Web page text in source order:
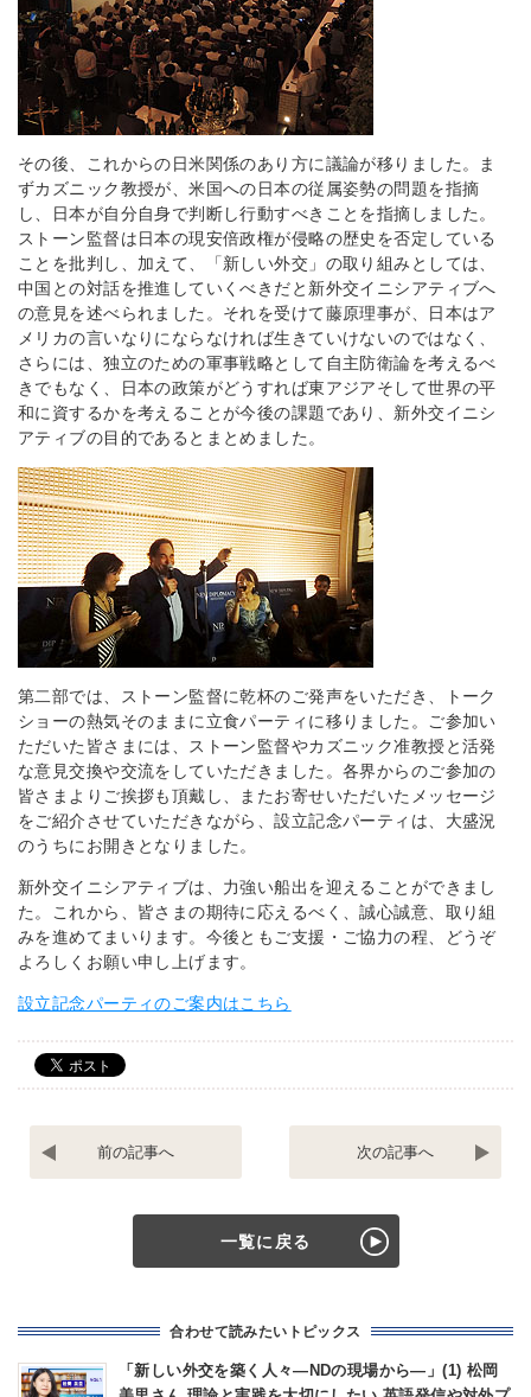
その後、これからの日米関係のあり方に議論が移りました。ま
ずカズニック教授が、米国への日本の従属姿勢の問題を指摘
し、日本が自分自身で判断し行動すべきことを指摘しました。
ストーン監督は日本の現安倍政権が侵略の歴史を否定している
ことを批判し、加えて、「新しい外交」の取り組みとしては、
中国との対話を推進していくべきだと新外交イニシアティブへ
の意見を述べられました。それを受けて藤原理事が、日本はア
メリカの言いなりにならなければ生きていけないのではなく、
さらには、独立のための軍事戦略として自主防衛論を考えるべ
きでもなく、日本の政策がどうすれば東アジアそして世界の平
和に資するかを考えることが今後の課題であり、新外交イニシ
アティブの目的であるとまとめました。
第二部では、ストーン監督に乾杯のご発声をいただき、トーク
ショーの熱気そのままに立食パーティに移りました。ご参加い
ただいた皆さまには、ストーン監督やカズニック准教授と活発
な意見交換や交流をしていただきました。各界からのご参加の
皆さまよりご挨拶も頂戴し、またお寄せいただいたメッセージ
をご紹介させていただきながら、設立記念パーティは、大盛況
のうちにお開きとなりました。
新外交イニシアティブは、力強い船出を迎えることができまし
た。これから、皆さまの期待に応えるべく、誠心誠意、取り組
みを進めてまいります。今後ともご支援・ご協力の程、どうぞ
よろしくお願い申し上げます。
設立記念パーティのご案内はこちら
領
海
挑
発
原
核
兵
器
視
し
一覧に戻る
合わせて読みたいトピックス
「新しい外交を築く人々―NDの現場から―」(1) 松岡